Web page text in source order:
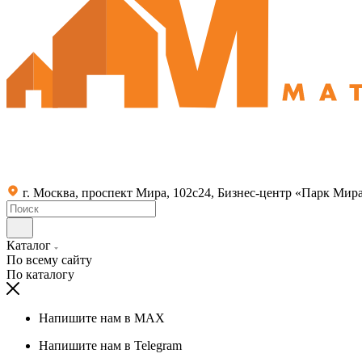
г. Москва, проспект Мира, 102с24, Бизнес-центр «Парк
Каталог
По всему сайту
По каталогу
Напишите нам в MAX
Напишите нам в Telegram